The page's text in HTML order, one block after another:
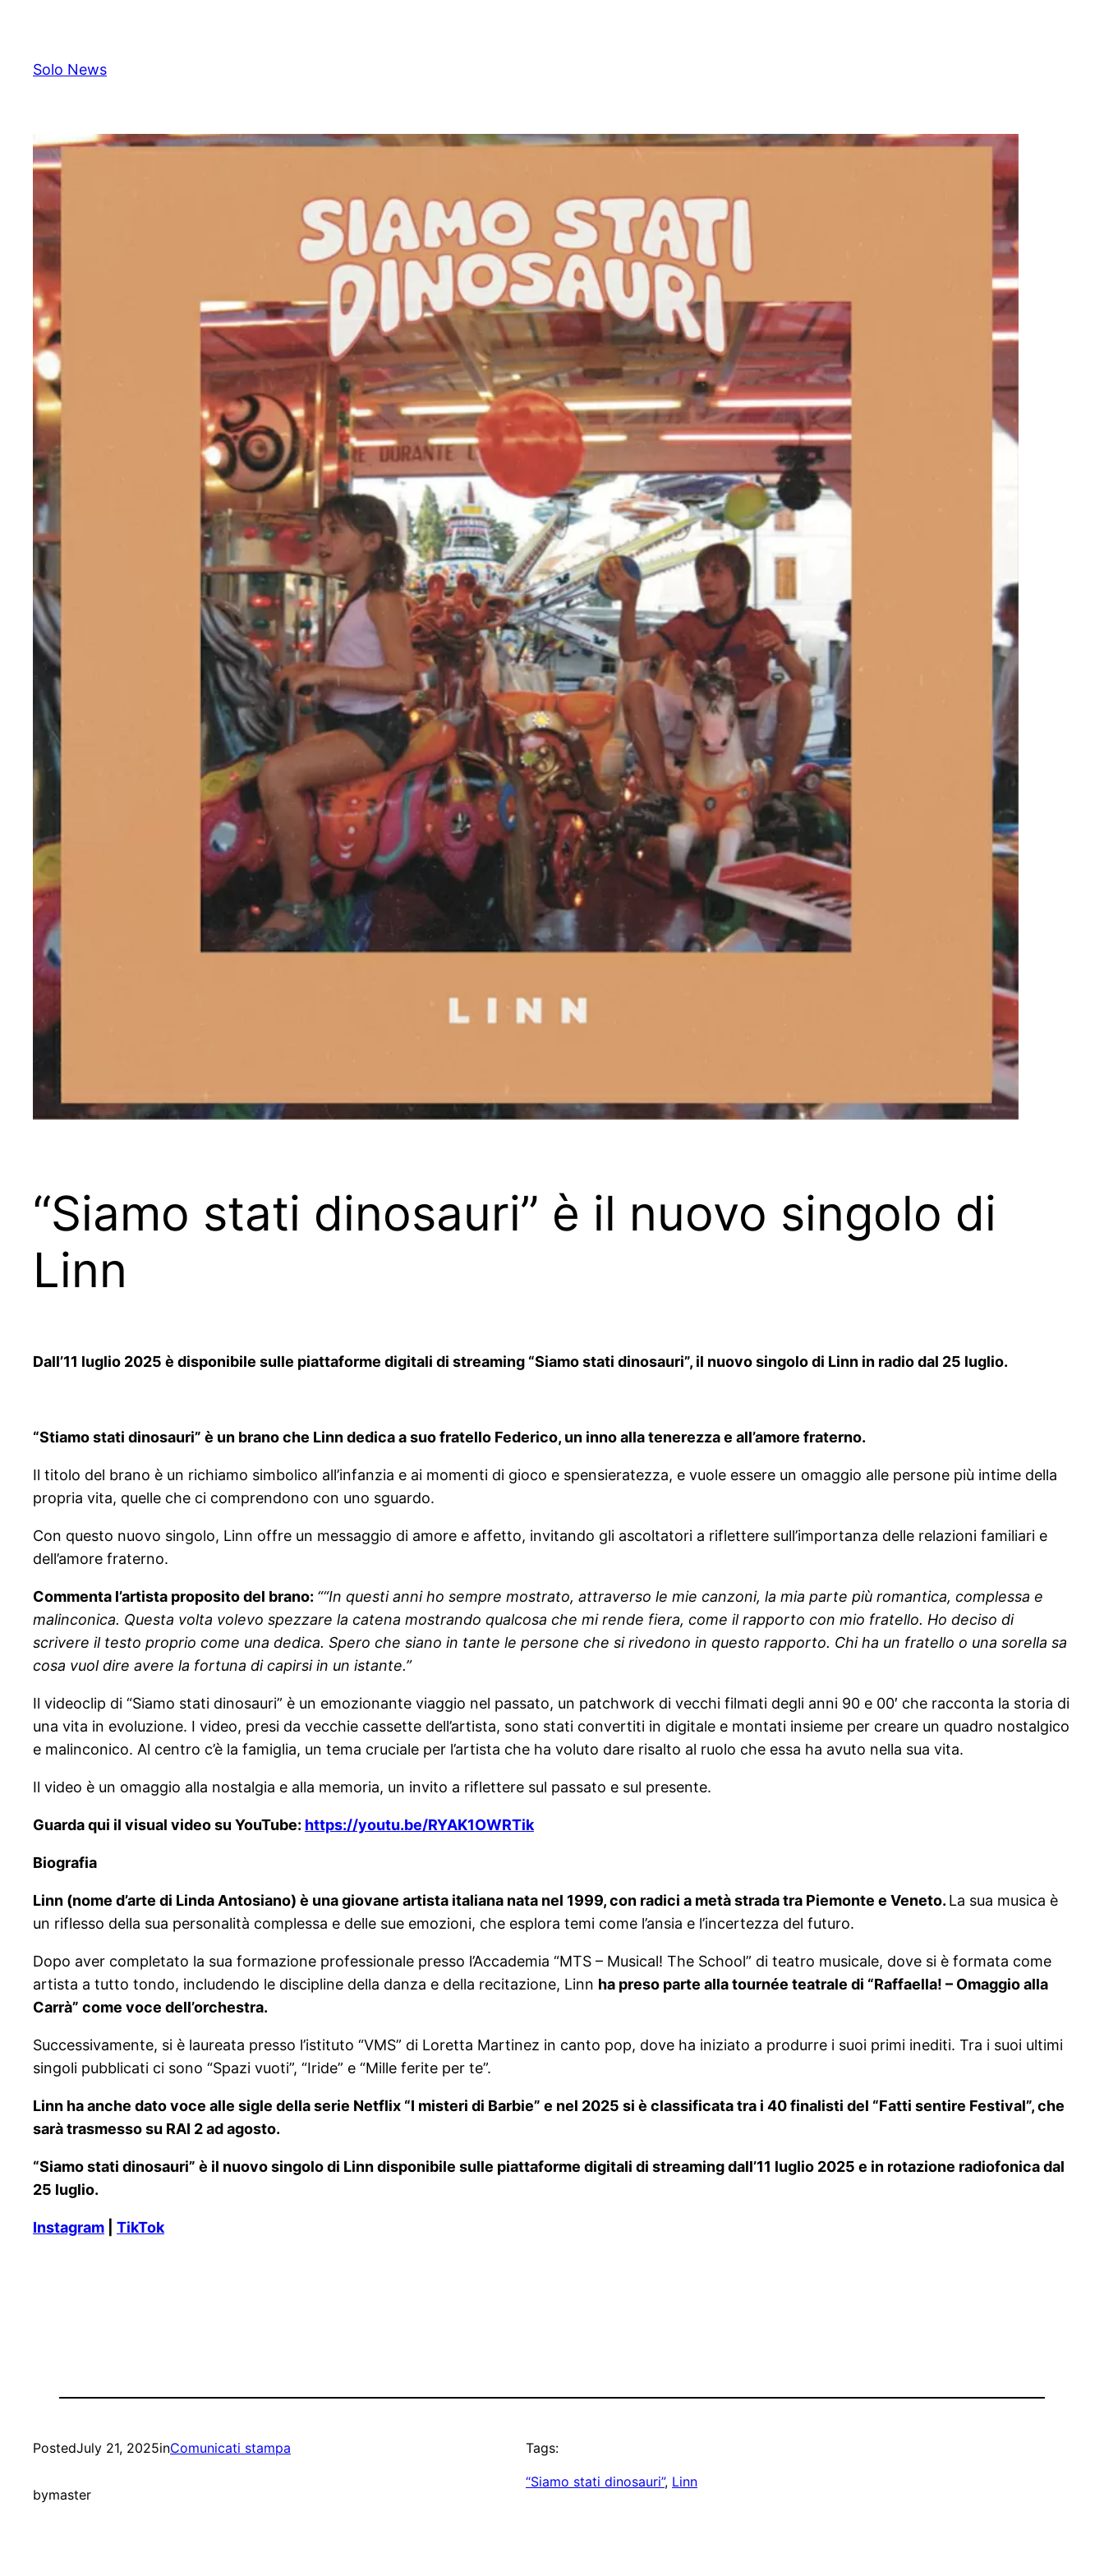
content
Solo News
“Siamo stati dinosauri” è il nuovo singolo di
Linn
Dall’11 luglio 2025 è disponibile sulle piattaforme digitali di streaming “Siamo stati dinosauri”, il nuovo singolo di Linn in radio dal 25 luglio.
“Stiamo stati dinosauri” è un brano che Linn dedica a suo fratello Federico, un inno alla tenerezza e all’amore fraterno.
Il titolo del brano è un richiamo simbolico all’infanzia e ai momenti di gioco e spensieratezza, e vuole essere un omaggio alle persone più intime della
propria vita, quelle che ci comprendono con uno sguardo.
Con questo nuovo singolo, Linn offre un messaggio di amore e affetto, invitando gli ascoltatori a riflettere sull’importanza delle relazioni familiari e
dell’amore fraterno.
Commenta l’artista proposito del brano: ““In questi anni ho sempre mostrato, attraverso le mie canzoni, la mia parte più romantica, complessa e
malinconica. Questa volta volevo spezzare la catena mostrando qualcosa che mi rende fiera, come il rapporto con mio fratello. Ho deciso di
scrivere il testo proprio come una dedica. Spero che siano in tante le persone che si rivedono in questo rapporto. Chi ha un fratello o una sorella sa
cosa vuol dire avere la fortuna di capirsi in un istante.”
Il videoclip di “Siamo stati dinosauri” è un emozionante viaggio nel passato, un patchwork di vecchi filmati degli anni 90 e 00′ che racconta la storia di
una vita in evoluzione. I video, presi da vecchie cassette dell’artista, sono stati convertiti in digitale e montati insieme per creare un quadro nostalgico
e malinconico. Al centro c’è la famiglia, un tema cruciale per l’artista che ha voluto dare risalto al ruolo che essa ha avuto nella sua vita.
Il video è un omaggio alla nostalgia e alla memoria, un invito a riflettere sul passato e sul presente.
Guarda qui il visual video su YouTube: https://youtu.be/RYAK1OWRTik
Biografia
Linn (nome d’arte di Linda Antosiano) è una giovane artista italiana nata nel 1999, con radici a metà strada tra Piemonte e Veneto. La sua musica è
un riflesso della sua personalità complessa e delle sue emozioni, che esplora temi come l’ansia e l’incertezza del futuro.
Dopo aver completato la sua formazione professionale presso l’Accademia “MTS – Musical! The School” di teatro musicale, dove si è formata come
artista a tutto tondo, includendo le discipline della danza e della recitazione, Linn ha preso parte alla tournée teatrale di “Raffaella! – Omaggio alla
Carrà” come voce dell’orchestra.
Successivamente, si è laureata presso l’istituto “VMS” di Loretta Martinez in canto pop, dove ha iniziato a produrre i suoi primi inediti. Tra i suoi ultimi
singoli pubblicati ci sono “Spazi vuoti”, “Iride” e “Mille ferite per te”.
Linn ha anche dato voce alle sigle della serie Netflix “I misteri di Barbie” e nel 2025 si è classificata tra i 40 finalisti del “Fatti sentire Festival”, che
sarà trasmesso su RAI 2 ad agosto.
“Siamo stati dinosauri” è il nuovo singolo di Linn disponibile sulle piattaforme digitali di streaming dall’11 luglio 2025 e in rotazione radiofonica dal
25 luglio.
Instagram TikTok
PostedJuly 21, 2025inComunicati stampa
bymaster
Tags:
“Siamo stati dinosauri”, Linn